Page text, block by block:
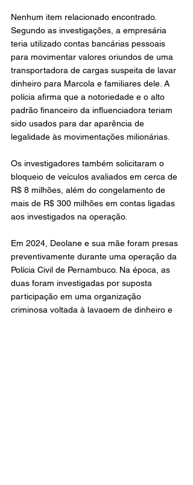
Nenhum item relacionado encontrado.
Segundo as investigações, a empresária
teria utilizado contas bancárias pessoais
para movimentar valores oriundos de uma
transportadora de cargas suspeita de lavar
dinheiro para Marcola e familiares dele. A
polícia afirma que a notoriedade e o alto
padrão financeiro da influenciadora teriam
sido usados para dar aparência de
legalidade às movimentações milionárias.
Os investigadores também solicitaram o
bloqueio de veículos avaliados em cerca de
R$ 8 milhões, além do congelamento de
mais de R$ 300 milhões em contas ligadas
aos investigados na operação.
Em 2024, Deolane e sua mãe foram presas
preventivamente durante uma operação da
Polícia Civil de Pernambuco. Na época, as
duas foram investigadas por suposta
participação em uma organização
criminosa voltada à lavagem de dinheiro e